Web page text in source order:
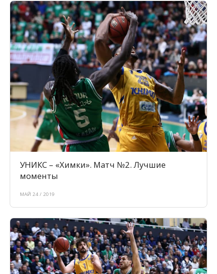
УНИКС – «Химки». Матч №2. Лучшие
моменты
МАЙ 24 / 2019